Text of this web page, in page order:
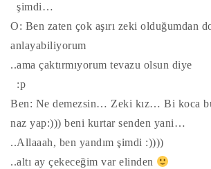
şimdi…
O: Ben zaten çok aşırı zeki olduğumdan
anlayabiliyorum
..ama çaktırmıyorum tevazu olsun diye
:p
Ben: Ne demezsin… Zeki kız… Bi koca
naz yap:))) beni kurtar senden yani…
..Allaaah, ben yandım şimdi :))))
..altı ay çekeceğim var elinden